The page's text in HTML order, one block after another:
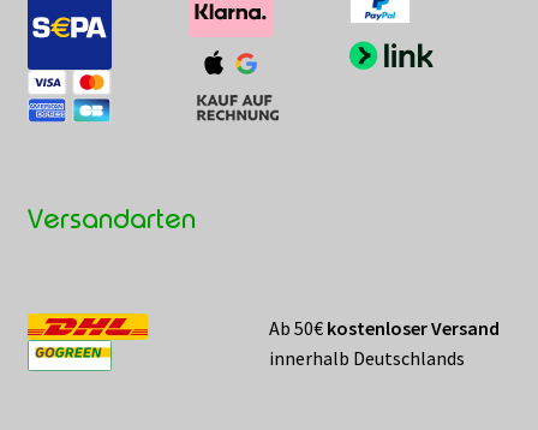
Versandarten
Ab 50€ kostenloser Versand
innerhalb Deutschlands